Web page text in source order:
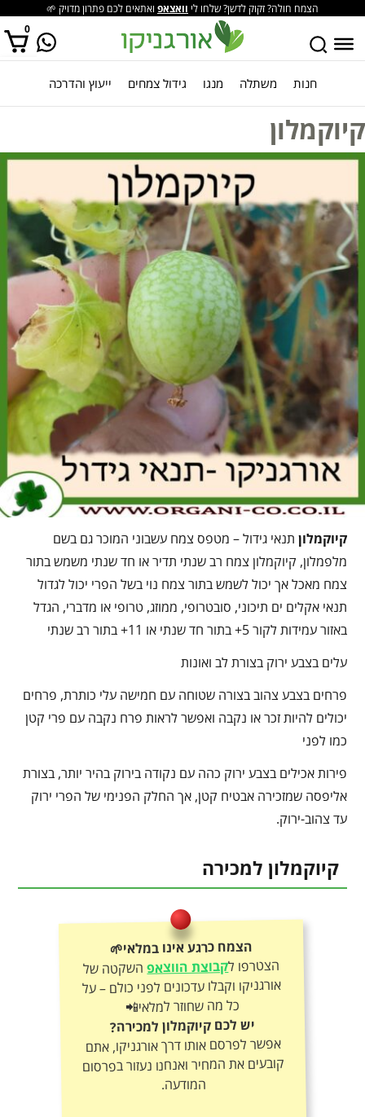
הצמח חולה? זקוק לדשן? שלחו לי וואצאפ ואתאים לכם פתרון מדויק 🌱
0
אין מוצרים בסל הקניות. חנות משתלה מנגו גידול צמחים ייעוץ והדרכה
קיוקמלון
קיוקמלון תנאי גידול – מטפס צמח עשבוני המוכר גם בשם
מלפמלון, קיוקמלון צמח רב שנתי תדיר או חד שנתי משמש בתור
צמח מאכל אך יכול לשמש בתור צמח נוי בשל הפרי יכול לגדול
תנאי אקלים ים תיכוני, סובטרופי, ממוזג, טרופי או מדברי, הגדל
באזור עמידות לקור 5+ בתור חד שנתי או 11+ בתור רב שנתי
עלים בצבע ירוק בצורת לב ואונות
פרחים בצבע צהוב בצורה שטוחה עם חמישה עלי כותרת, פרחים
יכולים להיות זכר או נקבה ואפשר לראות פרח נקבה עם פרי קטן
כמו לפני
פירות אכילים בצבע ירוק כהה עם נקודה בירוק בהיר יותר, בצורת
אליפסה שמזכירה אבטיח קטן, אך החלק הפנימי של הפרי ירוק
עד צהוב-ירוק.
קיוקמלון למכירה
הצמח כרגע אינו במלאי🌱
הצטרפו לקבוצת הווצאפהשקטה של
אורגניקו וקבלו עדכונים לפני כולם – על
כל מה שחוזר למלאי📲
יש לכם קיוקמלון למכירה?
אפשר לפרסם אותו דרך אורגניקו, אתם
קובעים את המחיר ואנחנו נעזור בפרסום
המודעה.